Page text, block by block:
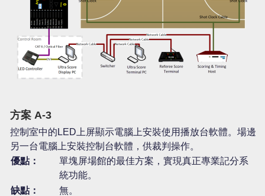
方案 A-3
控制室中的LED上屏顯示電腦上安裝使用播放台軟體。場邊
另一台電腦上安裝控制台軟體，供裁判操作。
優點：
單塊屏場館的最佳方案，實現真正專業記分系
統功能。
缺點：
無。